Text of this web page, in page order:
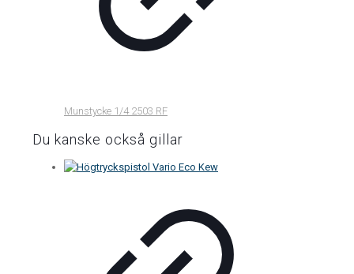
Munstycke 1/4 2503 RF
Du kanske också gillar